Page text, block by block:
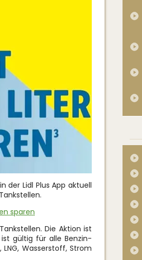
der Lidl Plus App aktuell
sparen
Die Aktion ist
gültig für alle Benzin-
Wasserstoff, Strom